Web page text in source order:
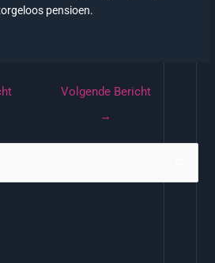
pensioen.
Volgende Bericht
→